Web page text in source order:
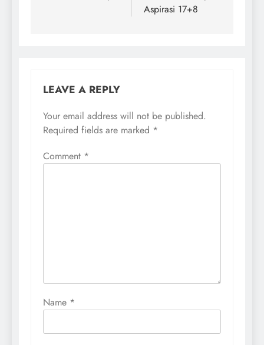
Aspirasi 17+8
LEAVE A REPLY
Your email address will not be published.
Required fields are marked *
Comment *
Name *